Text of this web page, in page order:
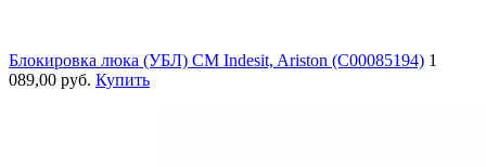
Блокировка люка (УБЛ) СМ Indesit, Ariston (C00085194) 1
089,00 руб. Купить